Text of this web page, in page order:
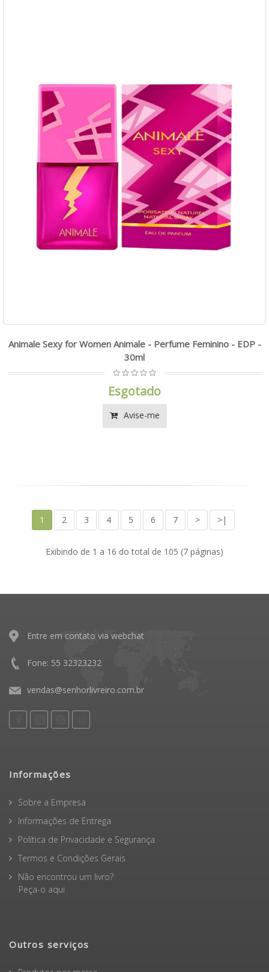
Animale Sexy for Women Animale - Perfume Feminino - EDP -
30ml
Esgotado
Avise-me
1 2 3 4 5 6 7 > >|
Exibindo de 1 a 16 do total de 105 (7 páginas)
Entre em contato via webchat
Fone: 55 32323232
vendas@senhorlivreiro.com.br
Informações
Sobre a Empresa
Informações de Entrega
Política de Privacidade e Segurança
Termos e Condições Gerais
Não encontrou um livro?
Peça-o aqui
Outros serviços